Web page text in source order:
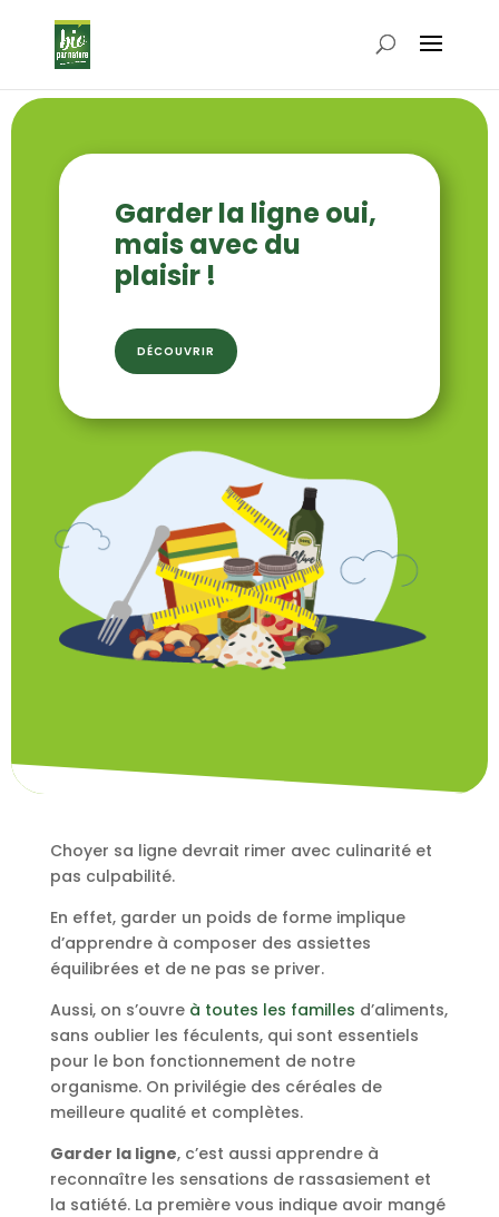
Garder la ligne oui,
mais avec du
plaisir !
DÉCOUVRIR
Choyer sa ligne devrait rimer avec culinarité et
pas culpabilité.
En effet, garder un poids de forme implique
d’apprendre à composer des assiettes
équilibrées et de ne pas se priver.
Aussi, on s’ouvreà toutes les familles d’aliments,
sans oublier les féculents, qui sont essentiels
pour le bon fonctionnement de notre
organisme. On privilégie des céréales de
meilleure qualité et complètes.
Garder la ligne, c’est aussi apprendre à
reconnaître les sensations de rassasiement et
la satiété. La première vous indique avoir mangé